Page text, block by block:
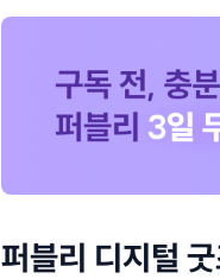
퍼블리 디지털